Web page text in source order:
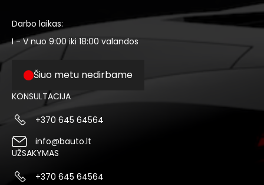
Darbo laikas:
I - V nuo 9:00 iki 18:00 valandos
Šiuo metu nedirbame
KONSULTACIJA
+370 645 64564
info@bauto.lt
UŽSAKYMAS
+370 645 64564